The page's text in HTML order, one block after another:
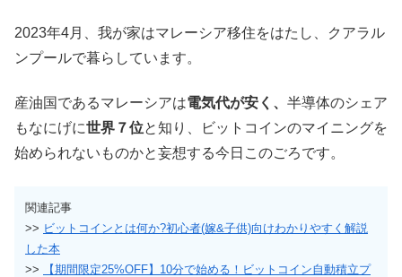
2023年4月、我が家はマレーシア移住をはたし、クアラル
ンプールで暮らしています。
産油国であるマレーシアは電気代が安く、 半導体のシェア
もなにげに世界７位と知り、ビットコインのマイニングを
始められないものかと妄想する今日このごろです。
関連記事
>> ビットコインとは何か?初心者(嫁&子供)向けわかりやすく解説
した本
>>
【期間限定25%OFF】10分で始める！ビットコイン自動積立プ